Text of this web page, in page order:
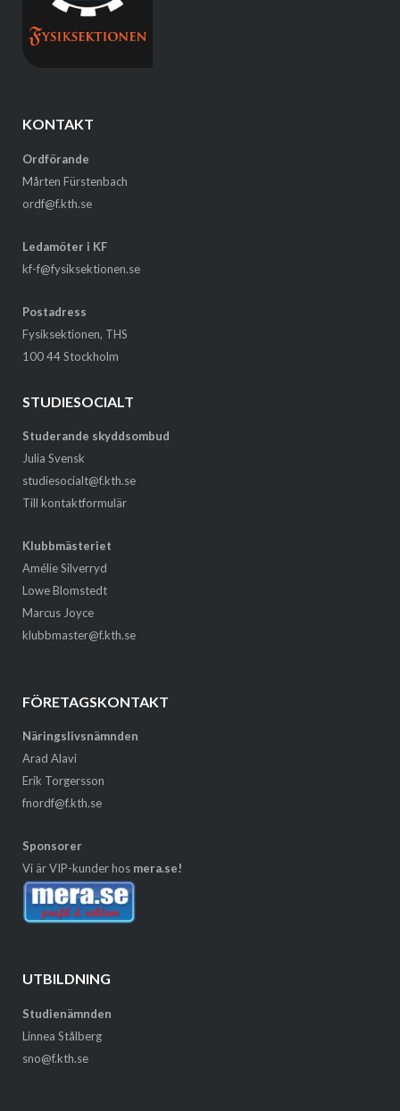
KONTAKT
Ordförande
Mårten Fürstenbach
ordf@f.kth.se
Ledamöter i KF
kf-f@fysiksektionen.se
Postadress
Fysiksektionen, THS
100 44 Stockholm
STUDIESOCIALT
Studerande skyddsombud
Julia Svensk
studiesocialt@f.kth.se
Till kontaktformulär
Klubbmästeriet
Amélie Silverryd
Lowe Blomstedt
Marcus Joyce
klubbmaster@f.kth.se
FÖRETAGSKONTAKT
Näringslivsnämnden
Arad Alavi
Erik Torgersson
fnordf@f.kth.se
Sponsorer
Vi är VIP-kunder hos mera.se!
UTBILDNING
Studienämnden
Linnea Stålberg
sno@f.kth.se